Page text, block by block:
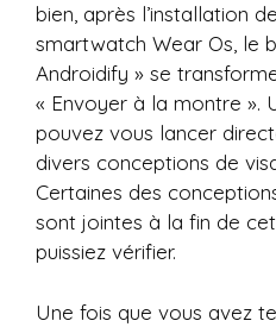
bien, après l’installation
smartwatch Wear Os, le
Androidify » se
« Envoyer à la montre ».
pouvez vous lancer
divers conceptions de
Certaines des
sont jointes à la fin de
puissiez vérifier.
Une fois que vous avez